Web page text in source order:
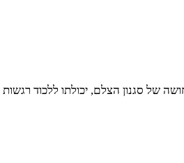
סגנון הצלם, יכולתו ללכוד רגשות